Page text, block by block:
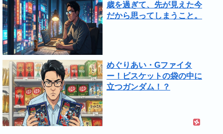
歳を過ぎて、先が見えた今
だから思ってしまうこと。
めぐりあい・Gファイタ
ー！ビスケットの袋の中に
立つガンダム！？